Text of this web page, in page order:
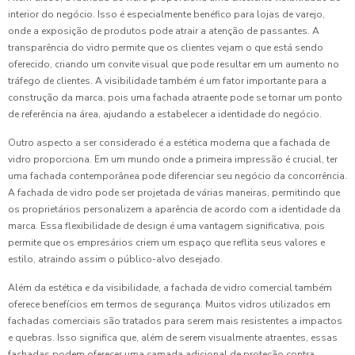
interior do negócio. Isso é especialmente benéfico para lojas de varejo,
onde a exposição de produtos pode atrair a atenção de passantes. A
transparência do vidro permite que os clientes vejam o que está sendo
oferecido, criando um convite visual que pode resultar em um aumento no
tráfego de clientes. A visibilidade também é um fator importante para a
construção da marca, pois uma fachada atraente pode se tornar um ponto
de referência na área, ajudando a estabelecer a identidade do negócio.
Outro aspecto a ser considerado é a estética moderna que a fachada de
vidro proporciona. Em um mundo onde a primeira impressão é crucial, ter
uma fachada contemporânea pode diferenciar seu negócio da concorrência.
A fachada de vidro pode ser projetada de várias maneiras, permitindo que
os proprietários personalizem a aparência de acordo com a identidade da
marca. Essa flexibilidade de design é uma vantagem significativa, pois
permite que os empresários criem um espaço que reflita seus valores e
estilo, atraindo assim o público-alvo desejado.
Além da estética e da visibilidade, a fachada de vidro comercial também
oferece benefícios em termos de segurança. Muitos vidros utilizados em
fachadas comerciais são tratados para serem mais resistentes a impactos
e quebras. Isso significa que, além de serem visualmente atraentes, essas